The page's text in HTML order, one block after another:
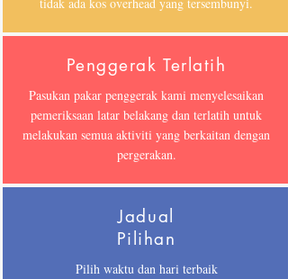
Penggerak Terlatih
Pasukan pakar penggerak kami menyelesaikan
pemeriksaan latar belakang dan terlatih untuk
melakukan semua aktiviti yang berkaitan dengan
pergerakan.
Jadual
Pilihan
Pilih waktu dan hari terbaik